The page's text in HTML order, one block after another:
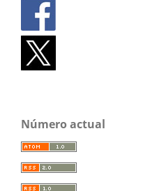
Número actual